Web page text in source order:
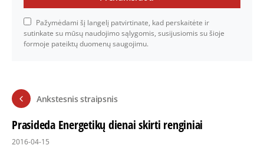
Pažymėdami šį langelį patvirtinate, kad perskaitėte ir
sutinkate su mūsų naudojimo sąlygomis, susijusiomis su šioje
formoje pateiktų duomenų saugojimu.
Ankstesnis straipsnis
Prasideda Energetikų dienai skirti renginiai
2016-04-15